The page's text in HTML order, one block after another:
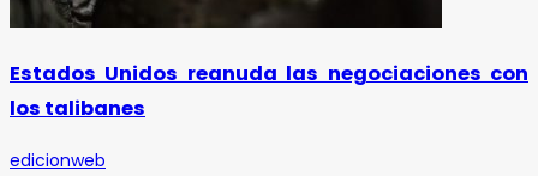
Estados Unidos reanuda las negociaciones con
los talibanes
edicionweb